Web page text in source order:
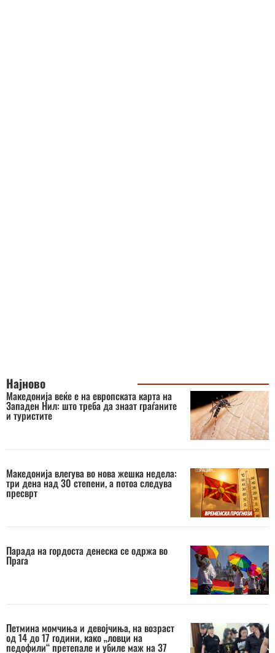
Најново
Македонија веќе е на европската карта на
Западен Нил: што треба да знаат граѓаните
и туристите
Македонија влегува во нова жешка недела:
три дена над 30 степени, а потоа следува
пресврт
Парада на гордоста денеска се одржа во
Прага
Петмина момчиња и девојчиња, на возраст
од 14 до 17 години, како „ловци на
педофили“ претепале и убиле маж на 37